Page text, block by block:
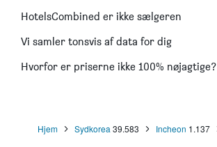
Ramada by Wyndham Songdo
Incheon Stay Hotel
Browndot Incheon Airport New City
HotelsCombined er ikke sælgeren
Vi samler tonsvis af data for dig
Hvorfor er priserne ikke 100% nøjagtige?
Hjem Sydkorea 39.583 Incheon 1.137